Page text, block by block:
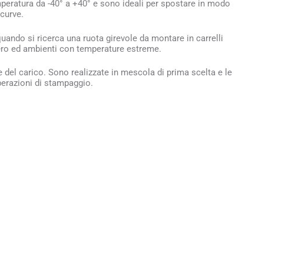
da -40° a +40° e sono ideali per spostare in modo
si ricerca una ruota girevole da montare in carrelli
ed ambienti con temperature estreme.
carico. Sono realizzate in mescola di prima scelta e le
di stampaggio.